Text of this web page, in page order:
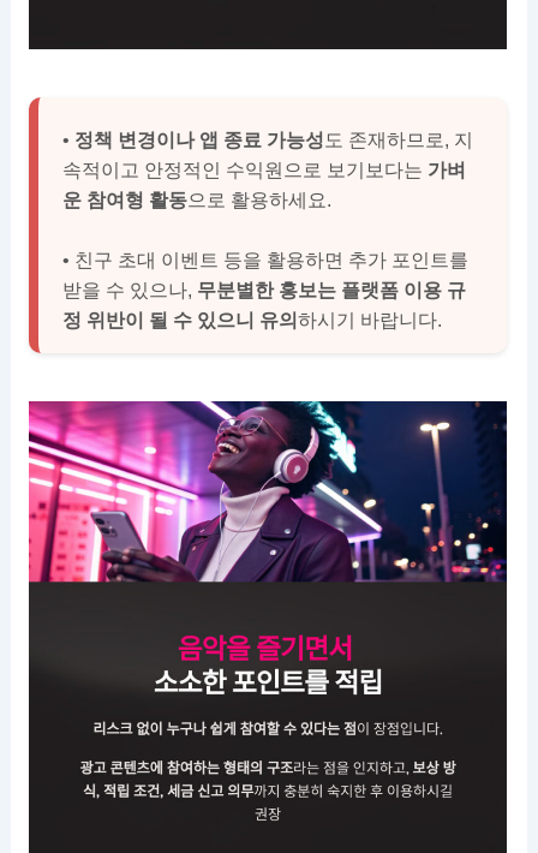
• 정책 변경이나 앱 종료 가능성 도 존재하므로, 지
속적이고 안정적인 수익원으로 보기보다는 가벼
운 참여형 활동으로 활용하세요.
• 친구 초대 이벤트 등을 활용하면 추가 포인트를
받을 수 있으나, 무분별한 홍보는 플랫폼 이용 규
정 위반이 될 수 있으니 유의 하시기 바랍니다.